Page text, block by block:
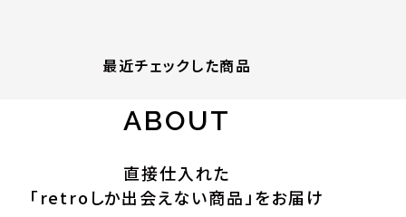
最近チェックした商品
ABOUT
直接仕入れた
「retroしか出会えない商品」をお届け